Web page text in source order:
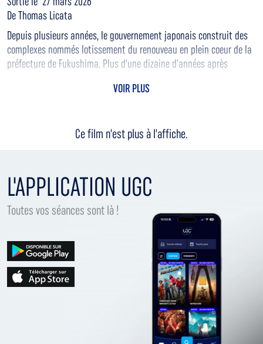
De Thomas Licata
Depuis plusieurs années, le gouvernement japonais construit des
complexes nommés lotissement du renouveau en plein coeur de la
préfecture de Fukushima. Plus d'une dizaine d'années après
ce type de quartiers bétonnés, enclavés au milieu d'une nature
VOIR PLUS
Ce film n'est plus à l'affiche.
L'APPLICATION UGC
Toutes vos séances sont là !